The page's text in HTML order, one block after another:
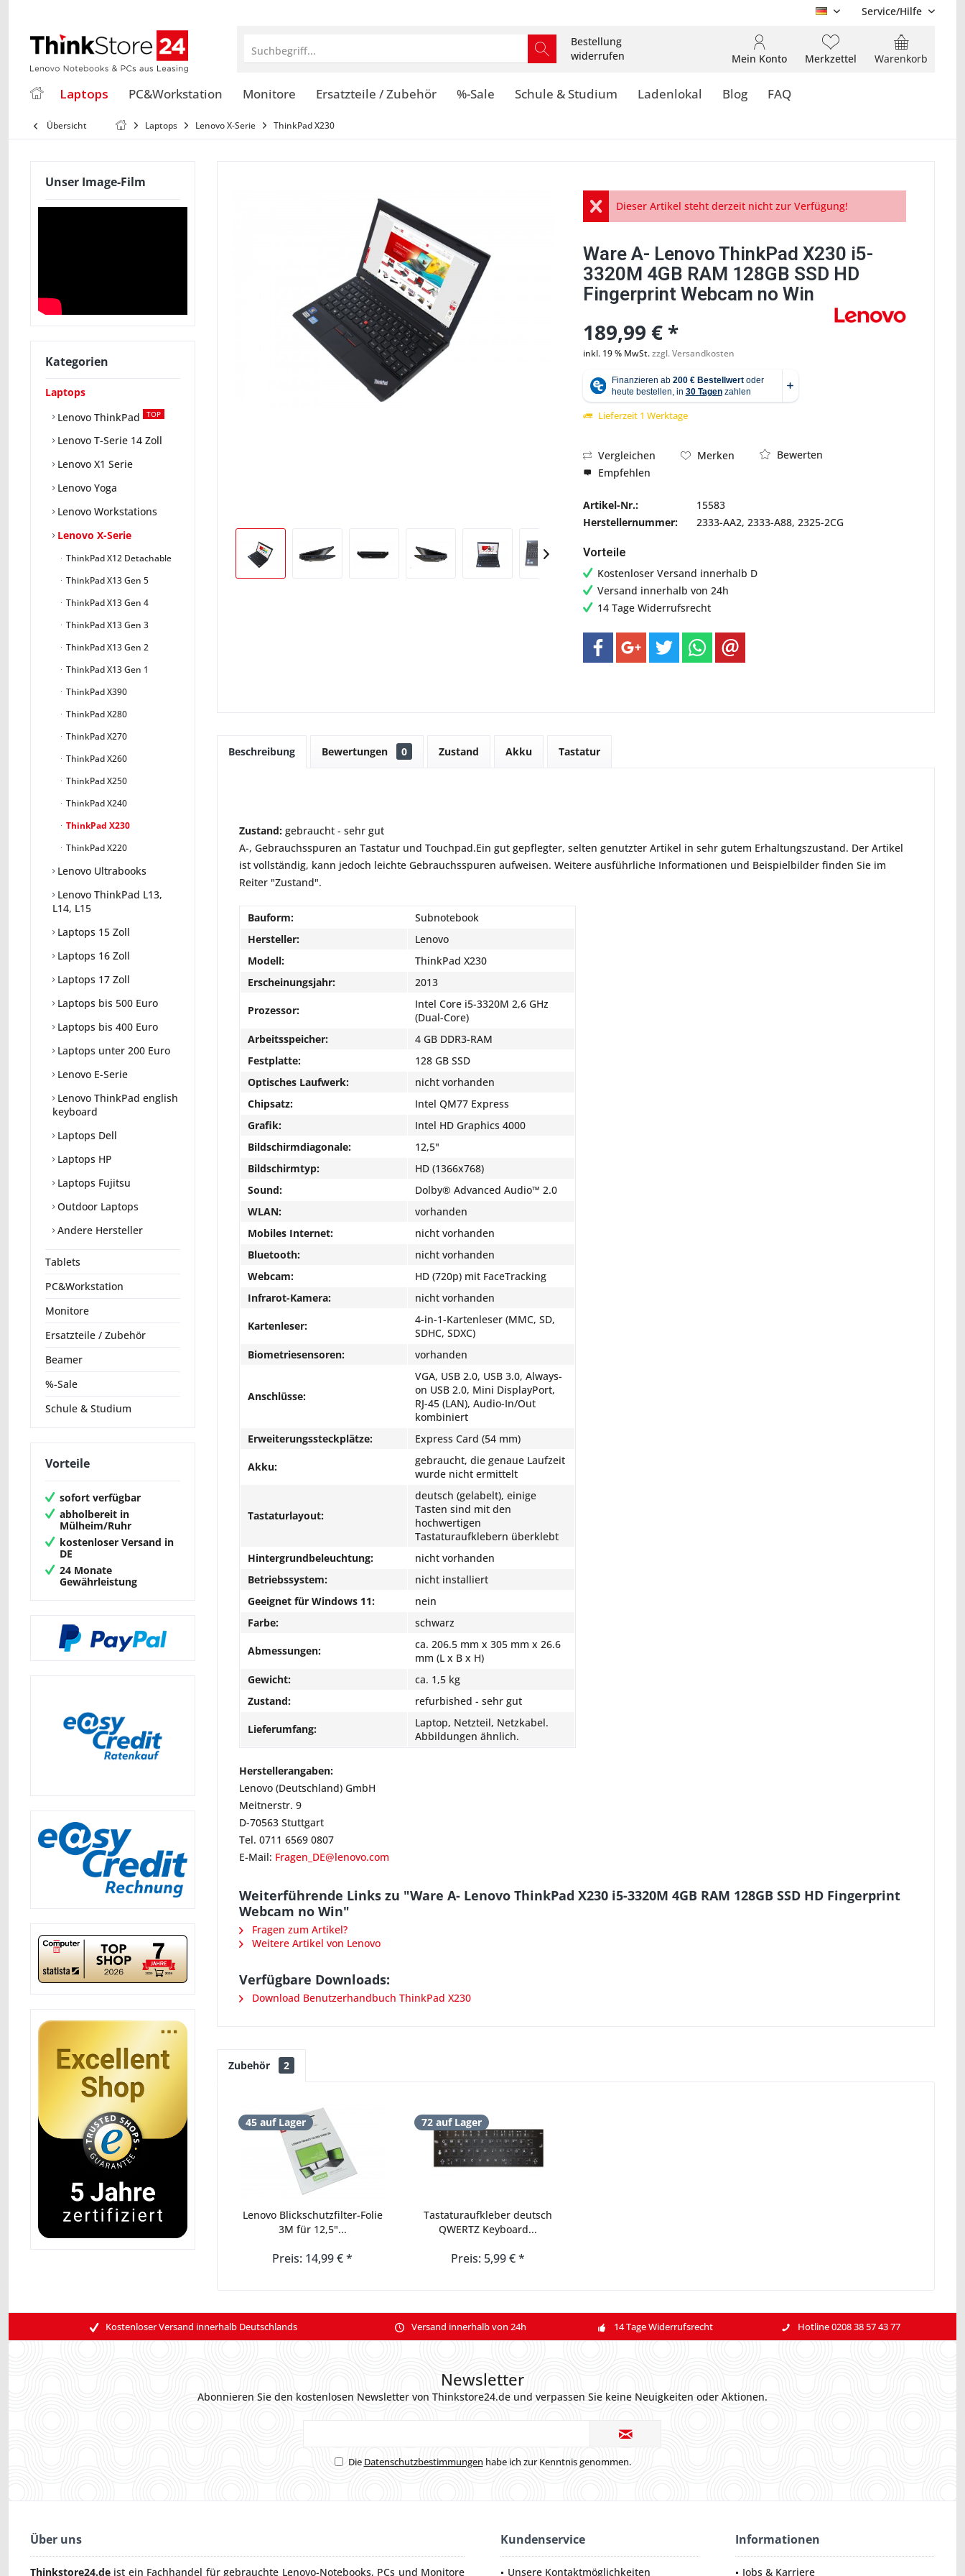
DE Service/Hilfe
Suchbegriff...
Bestellung
widerrufen
Warenkorb
Merkzettel
Mein Konto
Laptops PC&Workstation Monitore Ersatzteile / Zubehör %-Sale Schule & Studium Ladenlokal Blog FAQ
Übersicht Laptops Lenovo X-Serie ThinkPad X230
Unser Image-Film
Kategorien
Laptops
Lenovo ThinkPad
TOP
Lenovo T-Serie 14 Zoll
Lenovo X1 Serie
Lenovo Yoga
Lenovo Workstations
Lenovo X-Serie
ThinkPad X12 Detachable
ThinkPad X13 Gen 5
ThinkPad X13 Gen 4
ThinkPad X13 Gen 3
ThinkPad X13 Gen 2
ThinkPad X13 Gen 1
ThinkPad X390
ThinkPad X280
ThinkPad X270
ThinkPad X260
ThinkPad X250
ThinkPad X240
ThinkPad X230
ThinkPad X220
Lenovo Ultrabooks
Lenovo ThinkPad L13,
L14, L15
Laptops 15 Zoll
Laptops 16 Zoll
Laptops 17 Zoll
Laptops bis 500 Euro
Laptops bis 400 Euro
Laptops unter 200 Euro
Lenovo E-Serie
Lenovo ThinkPad english
keyboard
Laptops Dell
Laptops HP
Laptops Fujitsu
Outdoor Laptops
Andere Hersteller
Tablets
PC&Workstation
Monitore
Ersatzteile / Zubehör
Beamer
%-Sale
Schule & Studium
Vorteile
sofort verfügbar
abholbereit in
Mülheim/Ruhr
kostenloser Versand in
DE
24 Monate
Gewährleistung
Abbildung ähnlich
Dieser Artikel steht derzeit nicht zur Verfügung!
Ware A- Lenovo ThinkPad X230 i5-
3320M 4GB RAM 128GB SSD HD
Fingerprint Webcam no Win
189,99 € *
inkl. 19 % MwSt.zzgl. Versandkosten
Lieferzeit 1 Werktage
Vergleichen Merken
Bewerten
Empfehlen
Artikel-Nr.:
15583
Herstellernummer:
2333-AA2, 2333-A88, 2325-2CG
Vorteile
Kostenloser Versand innerhalb D
Versand innerhalb von 24h
14 Tage Widerrufsrecht
Beschreibung Bewertungen 0 Zustand Akku Tastatur
Zustand: gebraucht - sehr gut
A-, Gebrauchsspuren an Tastatur und Touchpad.Ein gut gepflegter, selten genutzter Artikel in sehr gutem Erhaltungszustand. Der Artikel
ist vollständig, kann jedoch leichte Gebrauchsspuren aufweisen. Weitere ausführliche Informationen und Beispielbilder finden Sie im
Reiter "Zustand".
Bauform:
Subnotebook
Hersteller:
Lenovo
Modell:
ThinkPad X230
Erscheinungsjahr:
2013
Prozessor:
Intel Core i5-3320M 2,6 GHz
(Dual-Core)
Arbeitsspeicher:
4 GB DDR3-RAM
Festplatte:
128 GB SSD
Optisches Laufwerk:
nicht vorhanden
Chipsatz:
Intel QM77 Express
Grafik:
Intel HD Graphics 4000
Bildschirmdiagonale:
12,5"
Bildschirmtyp:
HD (1366x768)
Sound:
Dolby® Advanced Audio™ 2.0
WLAN:
vorhanden
Mobiles Internet:
nicht vorhanden
Bluetooth:
nicht vorhanden
Webcam:
HD (720p) mit FaceTracking
Infrarot-Kamera:
nicht vorhanden
Kartenleser:
4-in-1-Kartenleser (MMC, SD,
SDHC, SDXC)
Biometriesensoren:
vorhanden
Anschlüsse:
VGA, USB 2.0, USB 3.0, Always-
on USB 2.0, Mini DisplayPort,
RJ-45 (LAN), Audio-In/Out
kombiniert
Erweiterungssteckplätze:
Express Card (54 mm)
Akku:
gebraucht, die genaue Laufzeit
wurde nicht ermittelt
Tastaturlayout:
deutsch (gelabelt), einige
Tasten sind mit den
hochwertigen
Tastaturaufklebern überklebt
Hintergrundbeleuchtung:
nicht vorhanden
Betriebssystem:
nicht installiert
Geeignet für Windows 11:
nein
Farbe:
schwarz
Abmessungen:
ca. 206.5 mm x 305 mm x 26.6
mm (L x B x H)
Gewicht:
ca. 1,5 kg
Zustand:
refurbished - sehr gut
Lieferumfang:
Laptop, Netzteil, Netzkabel.
Abbildungen ähnlich.
Herstellerangaben:
Lenovo (Deutschland) GmbH
Meitnerstr. 9
D-70563 Stuttgart
Tel. 0711 6569 0807
E-Mail: Fragen_DE@lenovo.com
Weiterführende Links zu "Ware A- Lenovo ThinkPad X230 i5-3320M 4GB RAM 128GB SSD HD Fingerprint
Webcam no Win"
Fragen zum Artikel?
Weitere Artikel von Lenovo
Verfügbare Downloads:
Download Benutzerhandbuch ThinkPad X230
Zubehör 2
45 auf Lager
Lenovo Blickschutzfilter-Folie
3M für 12,5"...
Preis: 14,99 € *
72 auf Lager
Tastaturaufkleber deutsch
QWERTZ Keyboard...
Preis: 5,99 € *
Kostenloser Versand innerhalb Deutschlands Versand innerhalb von 24h 14 Tage Widerrufsrecht Hotline 0208 38 57 43 77
Newsletter
Abonnieren Sie den kostenlosen Newsletter von Thinkstore24.de und verpassen Sie keine Neuigkeiten oder Aktionen.
Die Datenschutzbestimmungen habe ich zur Kenntnis genommen.
Über uns
Thinkstore24.de ist ein Fachhandel für gebrauchte Lenovo-Notebooks, PCs und Monitore
Kundenservice
Unsere Kontaktmöglichkeiten
Informationen
Jobs & Karriere